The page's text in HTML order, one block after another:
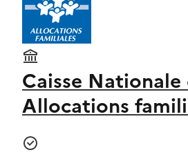
Caisse Nationale
Allocations